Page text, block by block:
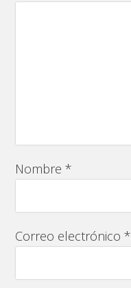
Nombre*
Correo electrónico*